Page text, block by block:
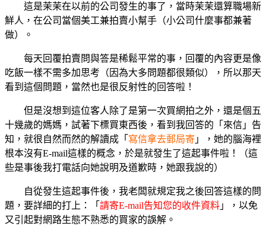
這是茉茉在以前的公司發生的事了，當時茉茉還算職場新
鮮人，在公司當個美工兼拍賣小幫手（小公司什麼事都兼著
做）。
每天回覆拍賣問與答是稀鬆平常的事，回覆的內容更是像
吃飯一樣不需多加思考（因為大多問題都很類似），所以那天
看到這個問題，當然也是很反射性的回答啦！
但是沒想到這位客人除了是第一次買網拍之外，還是個五
十幾歲的媽媽，試著下標買東西後，看到我回答的「來信」告
知，就很自然而然的解讀成「 寫信拿去郵局寄 」，她的腦海裡
根本沒有E-mail這樣的概念，於是就發生了這起事件啦！（這
些是事後我打電話向她說明及道歉時，她跟我說的）
自從發生這起事件後，我老闆就規定我之後回答這樣的問
題，要詳細的打上：「 請寄E-mail告知您的收件資料 」，以免
又引起對網路生態不熟悉的買家的誤解。